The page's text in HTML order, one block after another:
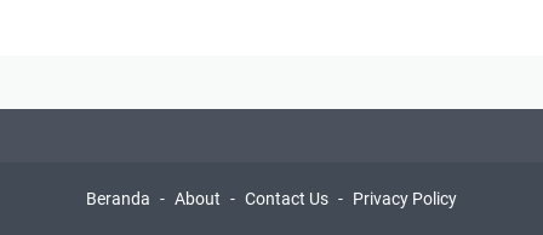
Beranda About Contact Us Privacy Policy